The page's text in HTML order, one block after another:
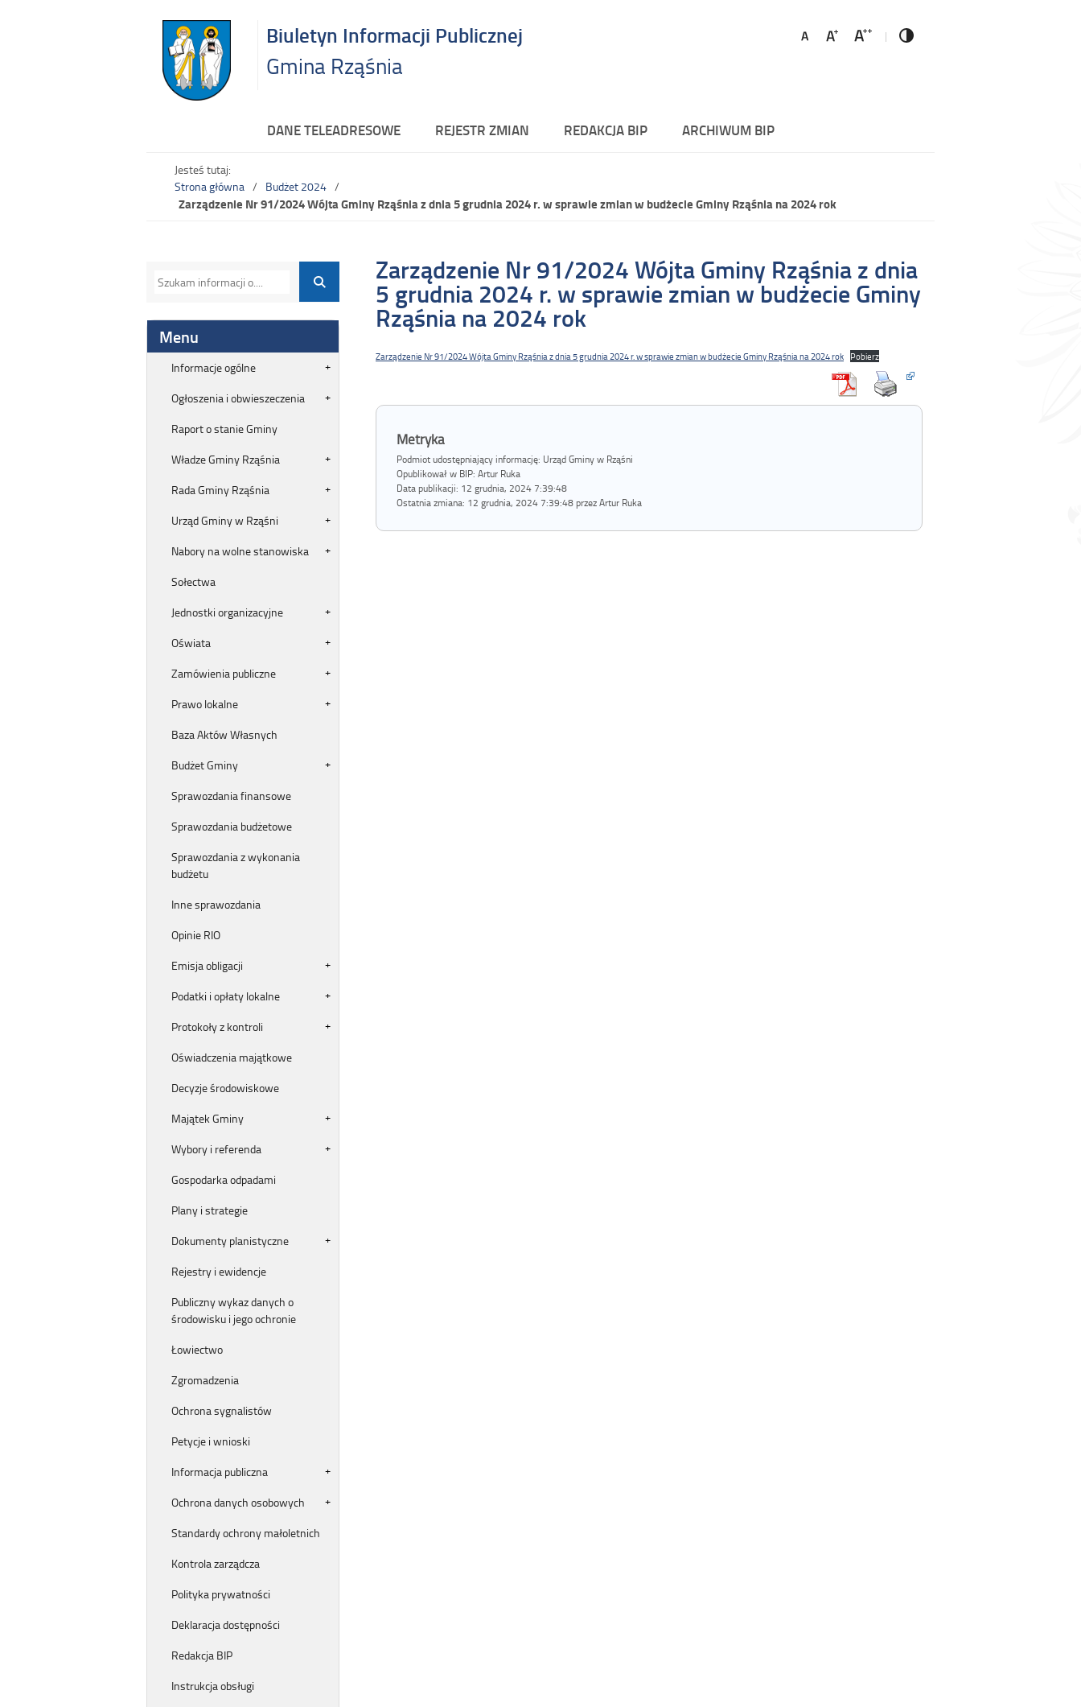
Biuletyn Informacji Publicznej
Gmina Rząśnia
DANE TELEADRESOWE REJESTR ZMIAN REDAKCJA BIP ARCHIWUM BIP
Jesteś tutaj:
Strona główna
Budżet 2024
Zarządzenie Nr 91/2024 Wójta Gminy Rząśnia z dnia 5 grudnia 2024 r. w sprawie zmian w budżecie Gminy Rząśnia na 2024 rok
Menu
Informacje ogólne
Ogłoszenia i obwieszeczenia
Raport o stanie Gminy
Władze Gminy Rząśnia
Rada Gminy Rząśnia
Urząd Gminy w Rząśni
Nabory na wolne stanowiska
Sołectwa
Jednostki organizacyjne
Oświata
Zamówienia publiczne
Prawo lokalne
Baza Aktów Własnych
Budżet Gminy
Sprawozdania finansowe
Sprawozdania budżetowe
Sprawozdania z wykonania
budżetu
Inne sprawozdania
Opinie RIO
Emisja obligacji
Podatki i opłaty lokalne
Protokoły z kontroli
Oświadczenia majątkowe
Decyzje środowiskowe
Majątek Gminy
Wybory i referenda
Gospodarka odpadami
Plany i strategie
Dokumenty planistyczne
Rejestry i ewidencje
Publiczny wykaz danych o
środowisku i jego ochronie
Łowiectwo
Zgromadzenia
Ochrona sygnalistów
Petycje i wnioski
Informacja publiczna
Ochrona danych osobowych
Standardy ochrony małoletnich
Kontrola zarządcza
Polityka prywatności
Deklaracja dostępności
Redakcja BIP
Instrukcja obsługi
Zarządzenie Nr 91/2024 Wójta Gminy Rząśnia z dnia
5 grudnia 2024 r. w sprawie zmian w budżecie Gminy
Rząśnia na 2024 rok
Zarządzenie Nr 91/2024 Wójta Gminy Rząśnia z dnia 5 grudnia 2024 r. w sprawie zmian w budżecie Gminy Rząśnia na 2024 rok Pobierz
Metryka
Podmiot udostępniający informację: Urząd Gminy w Rząśni
Opublikował w BIP: Artur Ruka
Data publikacji: 12 grudnia, 2024 7:39:48
Ostatnia zmiana: 12 grudnia, 2024 7:39:48 przez Artur Ruka